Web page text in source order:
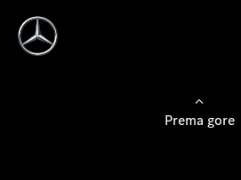
Prema gore